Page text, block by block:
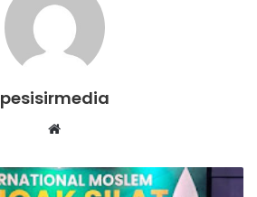
pesisirmedia
Website